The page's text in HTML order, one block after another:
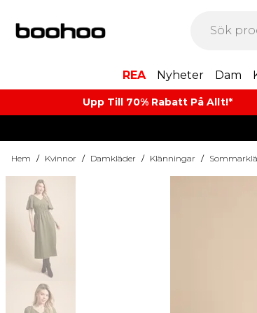
REA Nyheter Dam
Upp Till 70% Rabatt På Allt!*
Hem / Kvinnor / Damkläder / Klänningar /